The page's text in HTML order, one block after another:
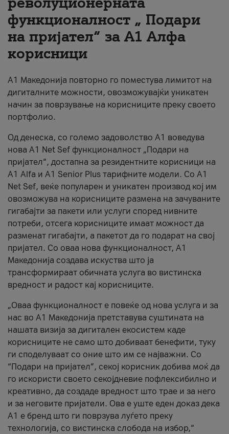
За нас
#ПодобарОнлајн
функционалност „ Подари
на пријател“ за А1 Алфа
корисници
А1 Македонија повторно го поместува лимитот на
дигиталните можности, овозможувајќи уникатен
начин за поврзување на корисниците преку своето
портфолио.
Од денеска, со големо задоволство А1 воведува
нова A1 Net Sef функционалност „Подари на
пријател“, достапна за резидентните корисници на
А1 Alfa и A1 Senior Plus тарифните модели. Со A1
Net Sef, веќе популарен и уникатен производ кој им
овозможува на корисниците размена на зачуваните
гигабајти за пакети или услуги според нивните
потреби, отсега корисниците имаат можност да
разменат гигабајти, а пакетот да го подарат на свој
пријател. Со оваа нова функционалност, А1
Македонија создава искуства што ја
трансформираат обичната услуга во вистинска
вредност и радост кај корисниците.
„Оваа функционалност е повеќе од нова услуга и за
нас во А1 Македонија претставува суштината на
нашата визија за дигитален екосистем каде
корисниците не само што добиваат бенефити, туку
ги споделуваат со оние што им се најважни. Со
“Подари на пријател”, секој корисник добива моќ да
го искористи своето секојдневие пофлексибилно и
креативно, да создаде вредност што трае и за него
и за неговите пријатели. Ова е уште еден доказ дека
А1 е бренд што ги поврзува луѓето преку
технологија, со вистинска слобода на избор,“